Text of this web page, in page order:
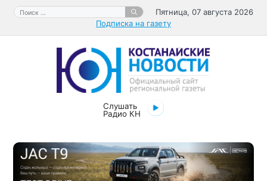
Перейти
содержимому
Поиск:
Пятница, 07 августа 2026
Подписка на газету
Слушать
Радио КН